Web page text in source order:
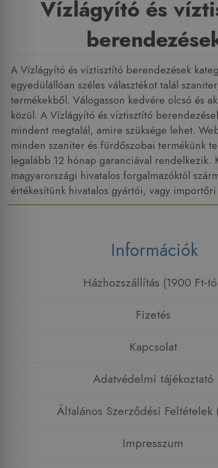
Vízlágyító és
A Vízlágyító és víztisztító berendezések
egyedülállóan széles választékot talál
termékekből. Válogasson kedvére olcsó és
közül. A Vízlágyító és víztisztító
mindent megtalál, amire szüksége lehet.
minden szaniter és fürdőszobai termékünk
legalább 12 hónap garanciával rendelkezik.
magyarországi hivatalos forgalmazóktól
értékesítünk hivatalos gyártói, vagy
Információk
Házhozszállítás (1900 Ft-
Fizetés
Kapcsolat
Adatvédelmi tájékoztató
Általános Szerződési Feltételek
Impresszum